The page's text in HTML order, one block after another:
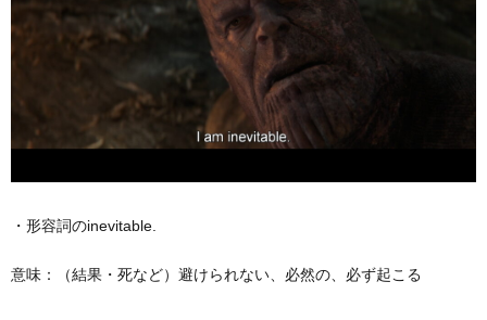
・形容詞のinevitable.
意味：（結果・死など）避けられない、必然の、必ず起こる